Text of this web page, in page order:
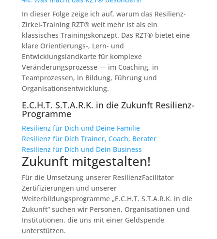
In dieser Folge zeige ich auf, warum das Resilienz-
Zirkel-Training RZT® weit mehr ist als ein
klassisches Trainingskonzept. Das RZT® bietet eine
klare Orientierungs-, Lern- und
Entwicklungslandkarte für komplexe
Veränderungsprozesse — im Coaching, in
Teamprozessen, in Bildung, Führung und
Organisationsentwicklung.
E.C.H.T. S.T.A.R.K. in die Zukunft Resilienz-
Programme
Resilienz für Dich und Deine Familie
Resilienz für Dich Trainer, Coach, Berater
Resilienz für Dich und Dein Business
Zukunft mitgestalten!
Für die Umsetzung unserer ResilienzFacilitator
Zertifizierungen und unserer
Weiterbildungsprogramme „E.C.H.T. S.T.A.R.K. in die
Zukunft“ suchen wir Personen, Organisationen und
Institutionen, die uns mit einer Geldspende
unterstützen.